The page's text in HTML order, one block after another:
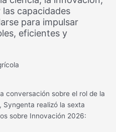
capacidades
para impulsar
eficientes y
conversación sobre el rol de la
Syngenta realizó la sexta
sobre Innovación 2026: